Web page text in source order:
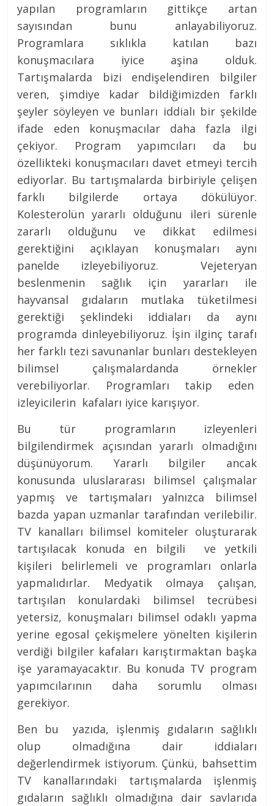
yapılan programların gittikçe artan
sayısından bunu anlayabiliyoruz.
Programlara sıklıkla katılan bazı
konuşmacılara iyice aşina olduk.
Tartışmalarda bizi endişelendiren bilgiler
veren, şimdiye kadar bildiğimizden farklı
şeyler söyleyen ve bunları iddialı bir şekilde
ifade eden konuşmacılar daha fazla ilgi
çekiyor. Program yapımcıları da bu
özellikteki konuşmacıları davet etmeyi tercih
ediyorlar. Bu tartışmalarda birbiriyle çelişen
farklı bilgilerde ortaya dökülüyor.
Kolesterolün yararlı olduğunu ileri sürenle
zararlı olduğunu ve dikkat edilmesi
gerektiğini açıklayan konuşmaları aynı
panelde izleyebiliyoruz. Vejeteryan
beslenmenin sağlık için yararları ile
hayvansal gıdaların mutlaka tüketilmesi
gerektiği şeklindeki iddiaları da aynı
programda dinleyebiliyoruz. İşin ilginç tarafı
her farklı tezi savunanlar bunları destekleyen
bilimsel çalışmalardanda örnekler
verebiliyorlar. Programları takip eden
izleyicilerin kafaları iyice karışıyor.
Bu tür programların izleyenleri
bilgilendirmek açısından yararlı olmadığını
düşünüyorum. Yararlı bilgiler ancak
konusunda uluslararası bilimsel çalışmalar
yapmış ve tartışmaları yalnızca bilimsel
bazda yapan uzmanlar tarafından verilebilir.
TV kanalları bilimsel komiteler oluşturarak
tartışılacak konuda en bilgili ve yetkili
kişileri belirlemeli ve programları onlarla
yapmalıdırlar. Medyatik olmaya çalışan,
tartışılan konulardaki bilimsel tecrübesi
yetersiz, konuşmaları bilimsel odaklı yapma
yerine egosal çekişmelere yönelten kişilerin
verdiği bilgiler kafaları karıştırmaktan başka
işe yaramayacaktır. Bu konuda TV program
yapımcılarının daha sorumlu olması
gerekiyor.
Ben bu yazıda, işlenmiş gıdaların sağlıklı
olup olmadığına dair iddiaları
değerlendirmek istiyorum. Çünkü, bahsettim
TV kanallarındaki tartışmalarda işlenmiş
gıdaların sağlıklı olmadığına dair savlarıda